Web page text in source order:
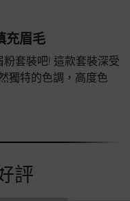
充眉毛
套裝吧! 這款套裝深受
獨特的色調，高度色
評